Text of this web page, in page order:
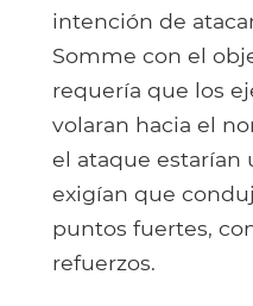
intención de
Somme con el
requería que los
volaran hacia el
el ataque estarían
exigían que
puntos fuertes,
refuerzos.